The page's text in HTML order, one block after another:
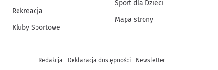
Rekreacja
Kluby Sportowe
Sport dla Dzieci
Mapa strony
Inne informacje
Redakcja Deklaracja dostępności Newsletter